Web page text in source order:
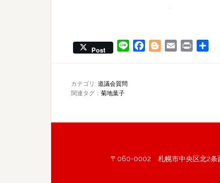
Post Line FacebookBlogger
Email Print
カテゴリ: 道議会質問
関連タグ： 菊地葉子
〒060-0002 札幌市中央区北2条